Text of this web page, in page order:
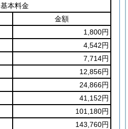
基本料金
金額
1,800円
4,542円
7,714円
12,856円
24,866円
41,152円
101,180円
143,760円